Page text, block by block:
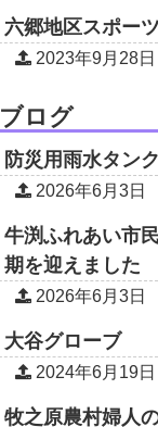
六郷地区スポー
2023年9月28日
ブログ
防災用雨水タン
2026年6月3日
牛渕ふれあい市
期を迎えました
2026年6月3日
大谷グローブ
2024年6月19日
牧之原農村婦人